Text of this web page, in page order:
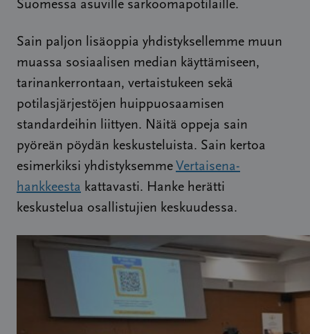
Suomessa asuville sarkoomapotilaille.
Sain paljon lisäoppia yhdistyksellemme muun
muassa sosiaalisen median käyttämiseen,
tarinankerrontaan, vertaistukeen sekä
potilasjärjestöjen huippuosaamisen
standardeihin liittyen. Näitä oppeja sain
pyöreän pöydän keskusteluista. Sain kertoa
esimerkiksi yhdistyksemme Vertaisena-
hankkeesta kattavasti. Hanke herätti
keskustelua osallistujien keskuudessa.